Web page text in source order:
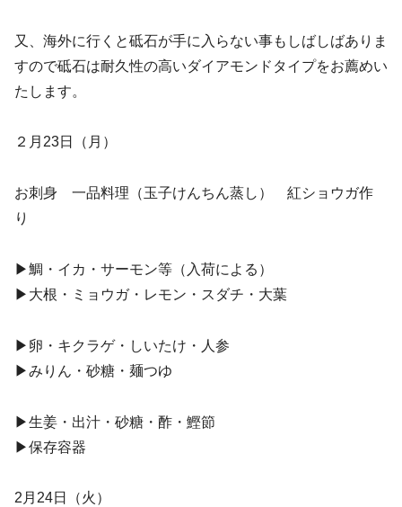
又、海外に行くと砥石が手に入らない事もしばしばありま
すので砥石は耐久性の高いダイアモンドタイプをお薦めい
たします。
２月23日（月）
お刺身 一品料理（玉子けんちん蒸し） 紅ショウガ作
り
▶︎鯛・イカ・サーモン等（入荷による）
▶︎大根・ミョウガ・レモン・スダチ・大葉
▶︎卵・キクラゲ・しいたけ・人参
▶︎みりん・砂糖・麺つゆ
▶︎生姜・出汁・砂糖・酢・鰹節
▶︎保存容器
2月24日（火）